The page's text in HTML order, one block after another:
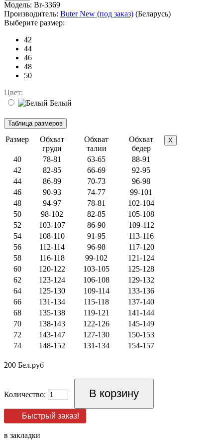
Модель: Br-3369
Производитель: Buter New (под заказ) (Беларусь)
Выберите размер:
42
44
46
48
50
Цвет:
Белый
Размер
Обхват
груди
Обхват
талии
Обхват
бедер
X
40 78-81 63-65
88-91
42
82-85 66-69
92-95
44
86-89 70-73
96-98
46
90-93 74-77
99-101
48
94-97 78-81
102-104
50
98-102 82-85
105-108
52
103-107 86-90
109-112
54
108-110 91-95
113-116
56
112-114 96-98
117-120
58
116-118 99-102
121-124
60
120-122 103-105
125-128
62
123-124 106-108
129-132
64
125-130 109-114
133-136
66
131-134 115-118
137-140
68
135-138 119-121
141-144
70
138-143 122-126
145-149
72
143-147 127-130
150-153
74
148-152 131-134 154-157
200 Бел.руб
Количество:
Быстрый заказ!
в закладки